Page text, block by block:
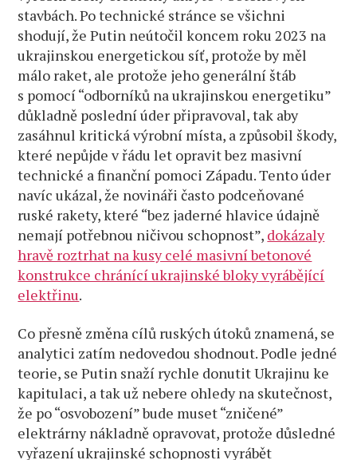
stavbách. Po technické stránce se všichni
shodují, že Putin neútočil koncem roku 2023 na
ukrajinskou energetickou síť, protože by měl
málo raket, ale protože jeho generální štáb
s pomocí “odborníků na ukrajinskou energetiku”
důkladně poslední úder připravoval, tak aby
zasáhnul kritická výrobní místa, a způsobil škody,
které nepůjde v řádu let opravit bez masivní
technické a finanční pomoci Západu. Tento úder
navíc ukázal, že novináři často podceňované
ruské rakety, které “bez jaderné hlavice údajně
nemají potřebnou ničivou schopnost”, dokázaly
hravě roztrhat na kusy celé masivní betonové
konstrukce chránící ukrajinské bloky vyrábějící
elektřinu.
Co přesně změna cílů ruských útoků znamená, se
analytici zatím nedovedou shodnout. Podle jedné
teorie, se Putin snaží rychle donutit Ukrajinu ke
kapitulaci, a tak už nebere ohledy na skutečnost,
že po “osvobození” bude muset “zničené”
elektrárny nákladně opravovat, protože důsledné
vyřazení ukrajinské schopnosti vyrábět